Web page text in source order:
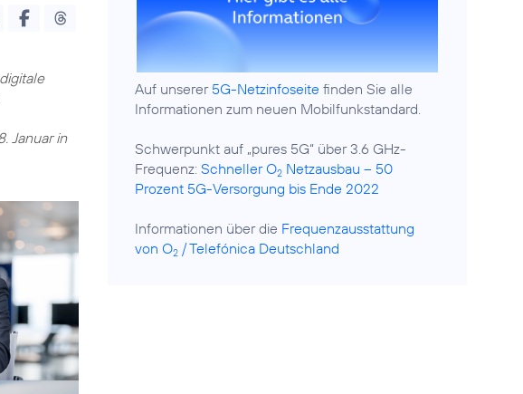
Januar in
Auf unserer 5G-Netzinfoseite finden Sie alle
Informationen zum neuen Mobilfunkstandard.
Schwerpunkt auf „pures 5G“ über 3.6 GHz-
Frequenz:Schneller O2 Netzausbau – 50
Prozent 5G-Versorgung bis Ende 2022
Informationen über die Frequenzausstattung
von O2 / Telefónica Deutschland